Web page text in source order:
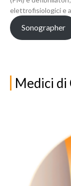
elettrofisiologici e
Sonographer
Medici di